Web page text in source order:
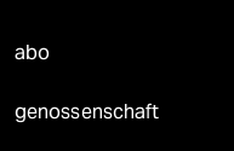
abo
genossenschaft